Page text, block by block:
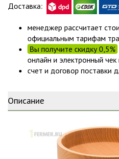
Доставка:
менеджер рассчитает
официальным тарифам
Вы получите скидку 0,5%
онлайн и электронный
счет и договор поставки
Описание